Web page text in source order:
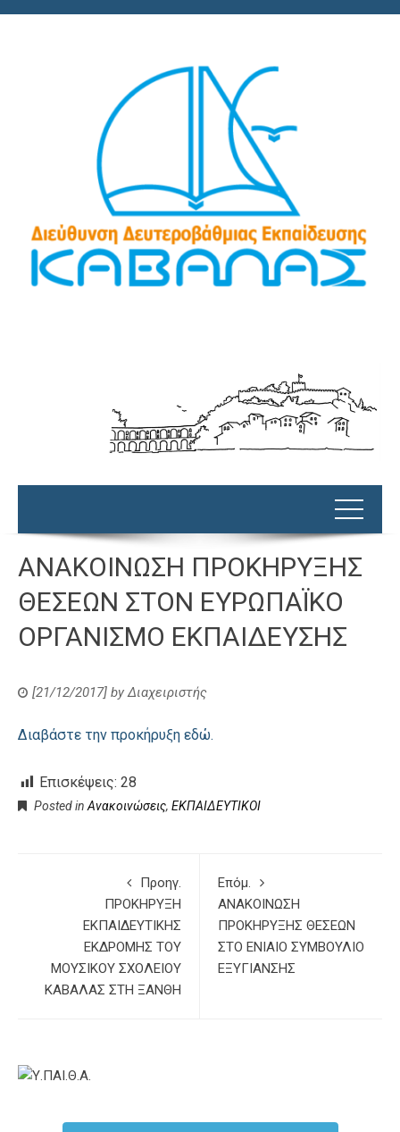
ΑΝΑΚΟΙΝΩΣΗ ΠΡΟΚΗΡΥΞΗΣ
ΘΕΣΕΩΝ ΣΤΟΝ ΕΥΡΩΠΑΪΚΟ
ΟΡΓΑΝΙΣΜΟ ΕΚΠΑΙΔΕΥΣΗΣ
[21/12/2017] byΔιαχειριστής
Διαβάστε την προκήρυξη εδώ.
Επισκέψεις: 28
Posted in Ανακοινώσεις, ΕΚΠΑΙΔΕΥΤΙΚΟΙ
Προηγ.
ΠΡΟΚΗΡΥΞΗ
ΕΚΠΑΙΔΕΥΤΙΚΗΣ
ΕΚΔΡΟΜΗΣ ΤΟΥ
ΜΟΥΣΙΚΟΥ ΣΧΟΛΕΙΟΥ
ΚΑΒΑΛΑΣ ΣΤΗ ΞΑΝΘΗ
Επόμ.
ΑΝΑΚΟΙΝΩΣΗ
ΠΡΟΚΗΡΥΞΗΣ ΘΕΣΕΩΝ
ΣΤΟ ΕΝΙΑΙΟ ΣΥΜΒΟΥΛΙΟ
ΕΞΥΓΙΑΝΣΗΣ